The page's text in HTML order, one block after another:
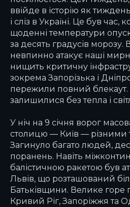
ввійде в історію як
і сліз в Україні. Це був час,
щоденні температури
за десять градусів морозу.
невпинно атакує наші мирні
нищить критичну
зокрема Запорізька і
пережили повний блекаут.
залишилися без тепла і
У ніч на 9 січня ворог
столицю — Київ — різними
Загинуло багато людей,
поранень. Навіть
балістичною ракетою був
Львів, що розташований
Батьківщини. Велике
Кривий Ріг, Запоріжжя та